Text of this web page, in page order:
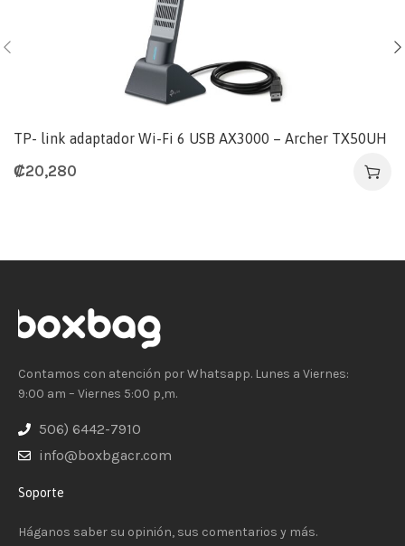
TP- link adaptador Wi-Fi 6 USB AX3000 – Archer TX50UH
₡20,280
Contamos con atención por Whatsapp. Lunes a Viernes:
9:00 am – Viernes 5:00 p,m.
506) 6442-7910
info@boxbgacr.com
Soporte
Háganos saber su opinión, sus comentarios y más.